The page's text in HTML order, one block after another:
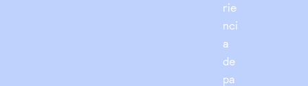
rie
nci
a
de
pa